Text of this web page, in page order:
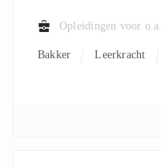
Opleidingen voor o.a.
Bakker Leerkracht